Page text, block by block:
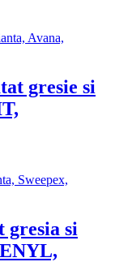
gresie si
gresia si